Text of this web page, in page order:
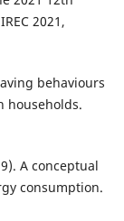
2021,
behaviours
households.
A conceptual
consumption.